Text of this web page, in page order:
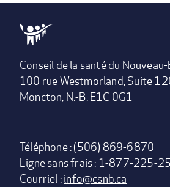
Conseil de la santé du
100 rue Westmorland, Suite
Moncton, N.-B. E1C 0G1
Téléphone : (506) 869-6870
Ligne sans frais : 1-877-225-
Courriel :info@csnb.ca